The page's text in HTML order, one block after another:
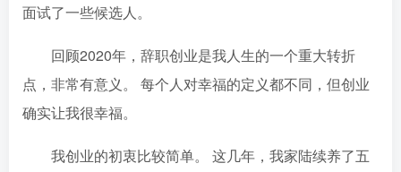
面试了一些候选人。
回顾2020年，辞职创业是我人生的一个重大转折
点，非常有意义。 每个人对幸福的定义都不同，但创业
确实让我很幸福。
我创业的初衷比较简单。 这几年，我家陆续养了五